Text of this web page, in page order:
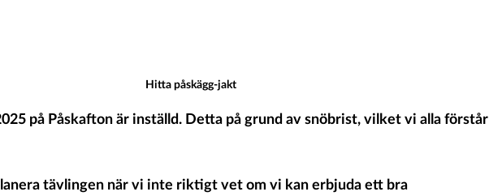
Hitta påskägg-jakt
på Påskafton är inställd. Detta på grund av snöbrist, vilket vi alla förstår
tävlingen när vi inte riktigt vet om vi kan erbjuda ett bra